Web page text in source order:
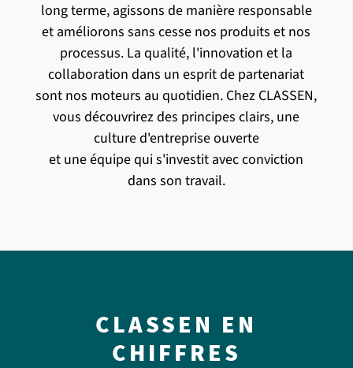
long terme, agissons de manière responsable
et améliorons sans cesse nos produits et nos
processus. La qualité, l'innovation et la
collaboration dans un esprit de partenariat
sont nos moteurs au quotidien. Chez CLASSEN,
vous découvrirez des principes clairs, une
culture d'entreprise ouverte
et une équipe qui s'investit avec conviction
dans son travail.
CLASSEN EN
CHIFFRES